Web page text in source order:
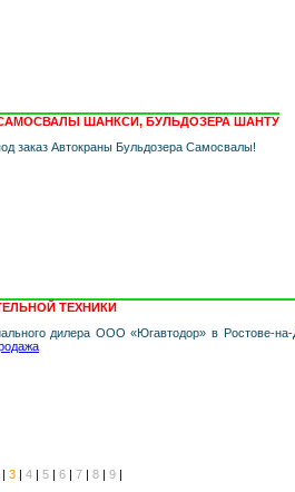
САМОСВАЛЫ ШАНКСИ, БУЛЬДОЗЕРА ШАНТУ
заказ Автокраны Бульдозера Самосвалы!
ТЕХНИКИ
дилера ООО «Югавтодор» в Ростове-
| 3 | 4 | 5 | 6 | 7 | 8 | 9 |